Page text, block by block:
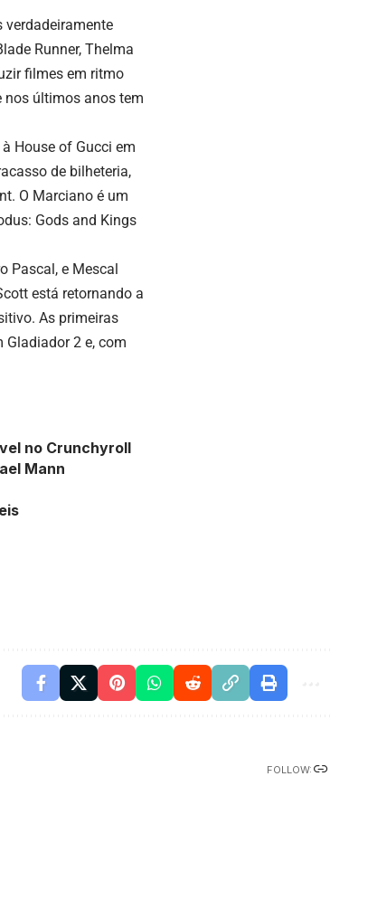
verdadeiramente
Runner, Thelma
filmes em ritmo
nos últimos anos tem
House of Gucci em
de bilheteria,
O Marciano é um
Gods and Kings
Pascal, e Mescal
está retornando a
As primeiras
2 e, com
no Crunchyroll
Mann
FOLLOW: